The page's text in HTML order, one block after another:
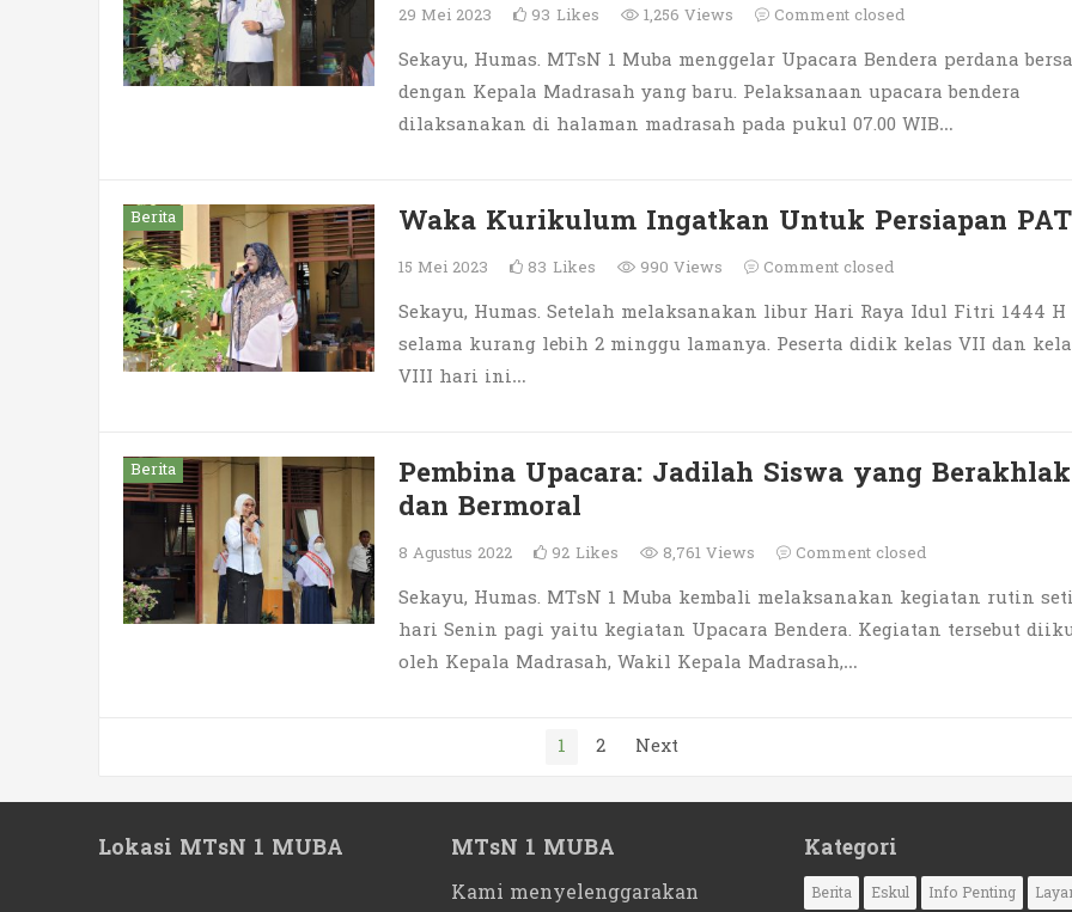
29 Mei 2023 93 Likes 1,256 Views Comment closed
Sekayu, Humas. MTsN 1 Muba menggelar Upacara Bendera perdana
dengan Kepala Madrasah yang baru. Pelaksanaan upacara bendera
dilaksanakan di halaman madrasah pada pukul 07.00 WIB…
Berita Waka Kurikulum Ingatkan Untuk Persiapan PAT
15 Mei 2023 83 Likes 990 Views Comment closed
Sekayu, Humas. Setelah melaksanakan libur Hari Raya Idul Fitri 1444 H
selama kurang lebih 2 minggu lamanya. Peserta didik kelas VII dan
VIII hari ini…
Berita Pembina Upacara: Jadilah Siswa yang Berakhlak
dan Bermoral
8 Agustus 2022 92 Likes 8,761 Views Comment closed
Sekayu, Humas. MTsN 1 Muba kembali melaksanakan kegiatan rutin
hari Senin pagi yaitu kegiatan Upacara Bendera. Kegiatan tersebut
oleh Kepala Madrasah, Wakil Kepala Madrasah,…
1 2 Next
Lokasi MTsN 1 MUBA MTsN 1 MUBA
Kami menyelenggarakan
Kategori
Berita Eskul Info Penting